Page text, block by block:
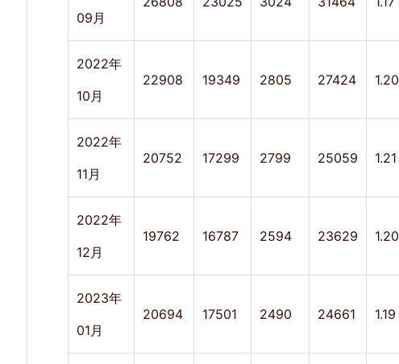
ー
5.
今
後
に
つ
い
09月
2022年
10月
22908 19349 2805 27424 1.20
2022年
11月
20752 17299 2799 25059 1.21
2022年
12月
19762 16787 2594 23629 1.20
2023年
01月
20694 17501 2490 24661 1.19